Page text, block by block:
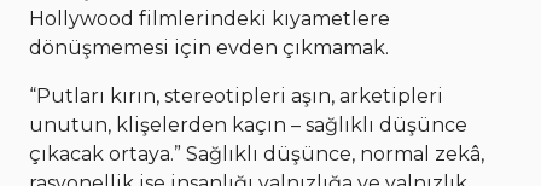
Hollywood filmlerindeki kıyametlere
dönüşmemesi için evden çıkmamak.
“Putları kırın, stereotipleri aşın, arketipleri
unutun, klişelerden kaçın – sağlıklı düşünce
çıkacak ortaya.” Sağlıklı düşünce, normal zekâ,